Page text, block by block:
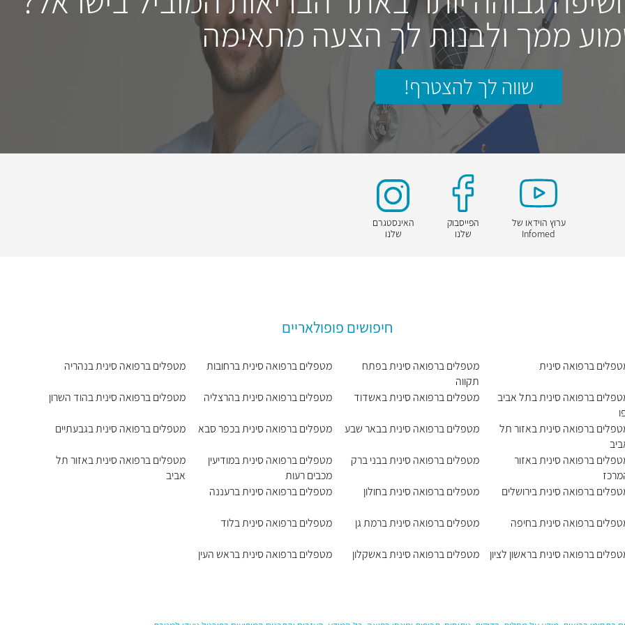
ממך ולבנות לך הצעה מתאימה
שווה לך להצטרף!
ערוץ הוידאו של
Infomed
הפייסבוק
שלנו
האינסטגרם
שלנו
חיפושים פופולאריים
ברפואה סינית
ברפואה סינית בתל אביב
ברפואה סינית באזור תל
ברפואה סינית באזור
ברפואה סינית בירושלים
ברפואה סינית בחיפה
ברפואה סינית בראשון לציון
מטפלים ברפואה סינית בפתח
תקווה
מטפלים ברפואה סינית באשדוד
מטפלים ברפואה סינית בבאר שבע
מטפלים ברפואה סינית בבני ברק
מטפלים ברפואה סינית בחולון
מטפלים ברפואה סינית ברמת גן
מטפלים ברפואה סינית באשקלון
מטפלים ברפואה סינית ברחובות
מטפלים ברפואה סינית בהרצליה
מטפלים ברפואה סינית בכפר סבא
מטפלים ברפואה סינית במודיעין
מכבים רעות
מטפלים ברפואה סינית ברעננה
מטפלים ברפואה סינית בלוד
מטפלים ברפואה סינית בראש העין
מטפלים ברפואה סינית בנהריה
מטפלים ברפואה סינית בהוד השרון
מטפלים ברפואה סינית בגבעתיים
מטפלים ברפואה סינית באזור תל
אביב